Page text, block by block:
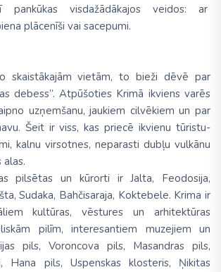
visdažādākajos veidos: ar
plācenīši vai sacepumi.
skaistākajām vietām, to bieži dēvē par
debess”. Atpūšoties Krimā ikviens varēs
uzņemšanu, jaukiem cilvēkiem un par
Šeit ir viss, kas priecē ikvienu tūristu-
kalnu virsotnes, neparasti dubļu vulkānu
alas.
pilsētas un kūrorti ir Jalta, Feodosija,
Sudaka, Bahčisaraja, Koktebele. Krima ir
kultūras, vēstures un arhitektūras
pilīm, interesantiem muzejiem un
pils, Voroncova pils, Masandras pils,
Hana pils, Uspenskas klosteris, Ņikitas